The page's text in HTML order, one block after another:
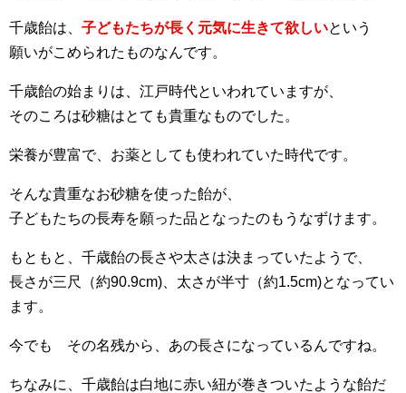
千歳飴は、 子どもたちが長く元気に生きて欲しいという
願いがこめられたものなんです。
千歳飴の始まりは、江戸時代といわれていますが、
そのころは砂糖はとても貴重なものでした。
栄養が豊富で、お薬としても使われていた時代です。
そんな貴重なお砂糖を使った飴が、
子どもたちの長寿を願った品となったのもうなずけます。
もともと、千歳飴の長さや太さは決まっていたようで、
長さが三尺（約90.9cm)、太さが半寸（約1.5cm)となってい
ます。
今でも その名残から、あの長さになっているんですね。
ちなみに、千歳飴は白地に赤い紐が巻きついたような飴だ